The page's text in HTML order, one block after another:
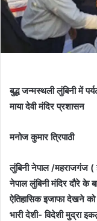
बुद्ध जन्मस्थली लुंबिनी में
माया देवी मंदिर प्रशासन
मनोज कुमार त्रिपाठी
लुंबिनी नेपाल /महराजगंज (
नेपाल लुंबिनी मंदिर दौरे के
ऐतिहासिक इजाफा देखने
भारी देशी- विदेशी मुद्रा